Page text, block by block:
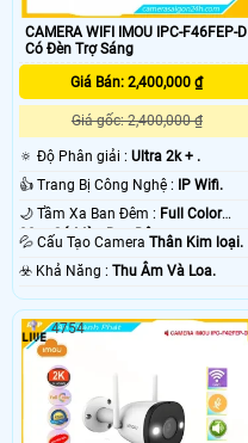
CAMERA WIFI IMOU IPC-F46FEP-D
Có Đèn Trợ Sáng
Giá Bán: 2,400,000 ₫
Giá gốc: 2,400,000 ₫
🔅 Độ Phân giải : Ultra 2k + .
👍 Trang Bị Công Nghệ : IP Wifi.
🌙 Tầm Xa Ban Đêm : Full Color
30m Có Màu Ban Ðêm.
💦 Cấu Tạo Camera Thân Kim loại.
️☣️ Khả Năng : Thu Âm Và Loa.
4754